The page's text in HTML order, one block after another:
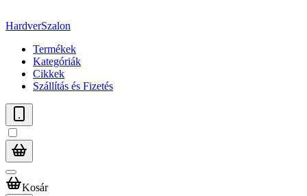
HardverSzalon
Termékek
Kategóriák
Cikkek
Szállítás és Fizetés
Kosár